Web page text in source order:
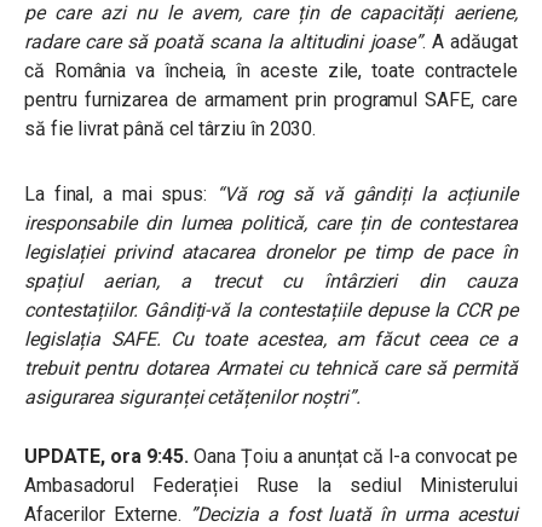
pe care azi nu le avem, care țin de capacități aeriene,
radare care să poată scana la altitudini joase”. A adăugat
că România va încheia, în aceste zile, toate contractele
pentru furnizarea de armament prin programul SAFE, care
să fie livrat până cel târziu în 2030.
La final, a mai spus: “Vă rog să vă gândiți la acțiunile
iresponsabile din lumea politică, care țin de contestarea
legislației privind atacarea dronelor pe timp de pace în
spațiul aerian, a trecut cu întârzieri din cauza
contestațiilor. Gândiți-vă la contestațiile depuse la CCR pe
legislația SAFE. Cu toate acestea, am făcut ceea ce a
trebuit pentru dotarea Armatei cu tehnică care să permită
asigurarea siguranței cetățenilor noștri”.
UPDATE, ora 9:45. Oana Țoiu a anunțat că l-a convocat pe
Ambasadorul Federației Ruse la sediul Ministerului
Afacerilor Externe. ”Decizia a fost luată în urma acestui